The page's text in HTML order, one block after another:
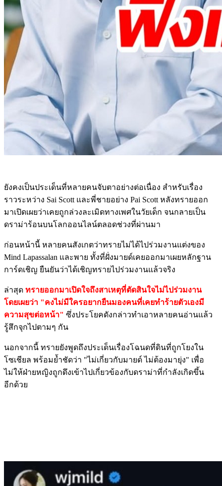
ยังคงเป็นประเด็นที่หลายคนจับตาอย่างต่อเนื่อง สำหรับเรื่อง
ราวระหว่าง Sai Scott และพี่ชายอย่าง Pai Scott หลังทรายออก
มาเปิดเผยว่าเคยถูกล่วงละเมิดทางเพศในวัยเด็ก จนกลายเป็น
ดราม่าร้อนบนโลกออนไลน์ตลอดช่วงที่ผ่านมา
ก่อนหน้านี้ หลายคนสังเกตว่าทรายไม่ได้ไปร่วมงานแต่งของ
Mind Lapassalan และพาย ทั้งที่ฝั่งมายด์เคยออกมาเผยหลักฐาน
การ์ดเชิญ ยืนยันว่าได้เชิญทรายไปร่วมงานแล้วจริง
ล่าสุด ทรายออกมาเปิดใจถึงสาเหตุที่ตัดสินใจไม่ไปร่วมงาน
โดยเผยว่า "คงไม่มีใครอยากยืนมองคนที่เคยทำร้ายตัวเองมี
ความสุขต่อหน้า" ซึ่งประโยคดังกล่าวทำเอาหลายคนอ่านแล้ว
รู้สึกจุกไปตามๆ กัน
นอกจากนี้ ทรายยังพูดถึงประเด็นเรื่องโฉนดที่ดินที่ถูกโยงใน
โซเชียล พร้อมย้ำชัดว่า "ไม่เกี่ยวกับมายด์ ไม่ต้องมายุ่ง" เพื่อ
ไม่ให้ฝ่ายหญิงถูกดึงเข้าไปเกี่ยวข้องกับดราม่าที่กำลังเกิดขึ้น
อีกด้วย